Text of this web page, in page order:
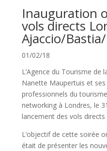
Inauguration
vols directs
Ajaccio/
01/02/18
L’Agence du Tourisme de
Nanette Maupertuis et
professionnels du
networking à Londres, le
lancement des vols
L’objectif de cette soirée
était de présenter les